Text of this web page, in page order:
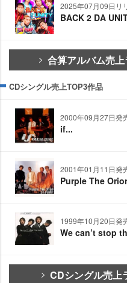
2025年07月09日リ
BACK 2 DA
合算アルバム売
CDシングル売上TOP3作品
2000年09月27日発
if...
2001年01月11日発
Purple The
1999年10月20日発
We can’t stop
CDシングル売上